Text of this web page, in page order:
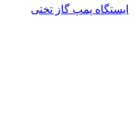
ایستگاه پمپ گاز تختی